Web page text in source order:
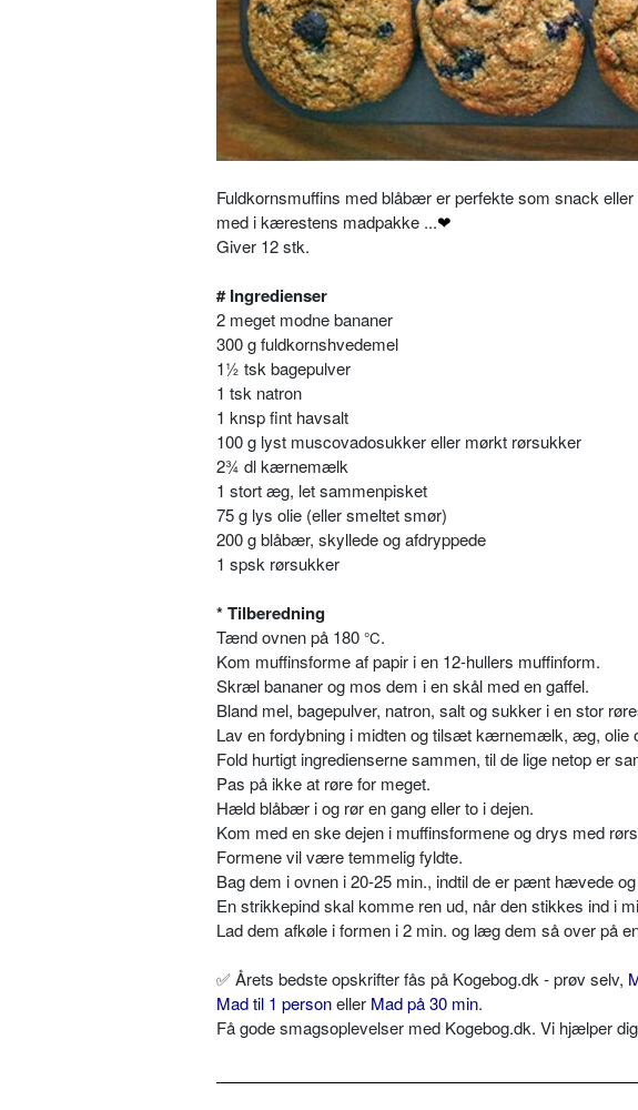
Fuldkornsmuffins med blåbær er perfekte som snack
med i kærestens madpakke ...❤
Giver 12 stk.
# Ingredienser
2 meget modne bananer
300 g fuldkornshvedemel
1½ tsk bagepulver
1 tsk natron
1 knsp fint havsalt
100 g lyst muscovadosukker eller mørkt rørsukker
2¾ dl kærnemælk
1 stort æg, let sammenpisket
75 g lys olie (eller smeltet smør)
200 g blåbær, skyllede og afdryppede
1 spsk rørsukker
* Tilberedning
Tænd ovnen på 180 °C.
Kom muffinsforme af papir i en 12-hullers muffinform.
Skræl bananer og mos dem i en skål med en gaffel.
Bland mel, bagepulver, natron, salt og sukker i en stor
Lav en fordybning i midten og tilsæt kærnemælk, æg, olie
Fold hurtigt ingredienserne sammen, til de lige netop er
Pas på ikke at røre for meget.
Hæld blåbær i og rør en gang eller to i dejen.
Kom med en ske dejen i muffinsformene og drys med
Formene vil være temmelig fyldte.
Bag dem i ovnen i 20-25 min., indtil de er pænt hævede
En strikkepind skal komme ren ud, når den stikkes ind i
Lad dem afkøle i formen i 2 min. og læg dem så over på
✅Årets bedste opskrifter fås på Kogebog.dk - prøv selv,
Mad til 1 personeller Mad på 30 min.
Få gode smagsoplevelser med Kogebog.dk. Vi hjælper